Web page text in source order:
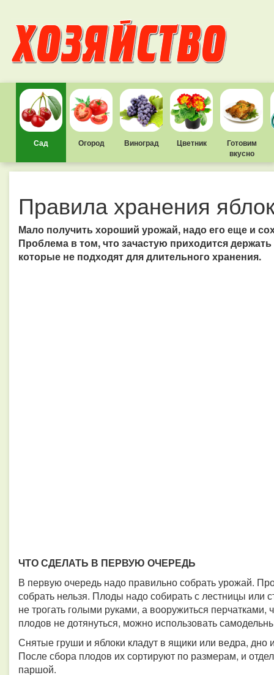
Сад Огород Виноград Цветник
Готовим
вкусно
Правила хранения
Мало получить хороший урожай, надо его еще и
Проблема в том, что зачастую приходится
которые не подходят для длительного хранения.
ЧТО СДЕЛАТЬ В ПЕРВУЮ ОЧЕРЕДЬ
В первую очередь надо правильно собрать урожай.
собрать нельзя. Плоды надо собирать с лестницы или
не трогать голыми руками, а вооружиться перчатками,
плодов не дотянуться, можно использовать
Снятые груши и яблоки кладут в ящики или ведра, дно
После сбора плодов их сортируют по размерам, и
паршой.